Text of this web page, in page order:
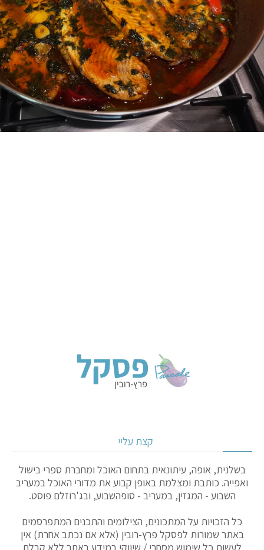
קצת עליי
בשלנית, אופה, עיתונאית בתחום האוכל ומחברת ספרי בישול
ואפייה. כותבת ומצלמת באופן קבוע את מדורי האוכל במעריב
השבוע - המגזין, במעריב - סופהשבוע, ובג'רוזלם פוסט.
כל הזכויות על המתכונים, הצילומים והתכנים המתפרסמים
באתר שמורות לפסקל פרץ-רובין (אלא אם נכתב אחרת) אין